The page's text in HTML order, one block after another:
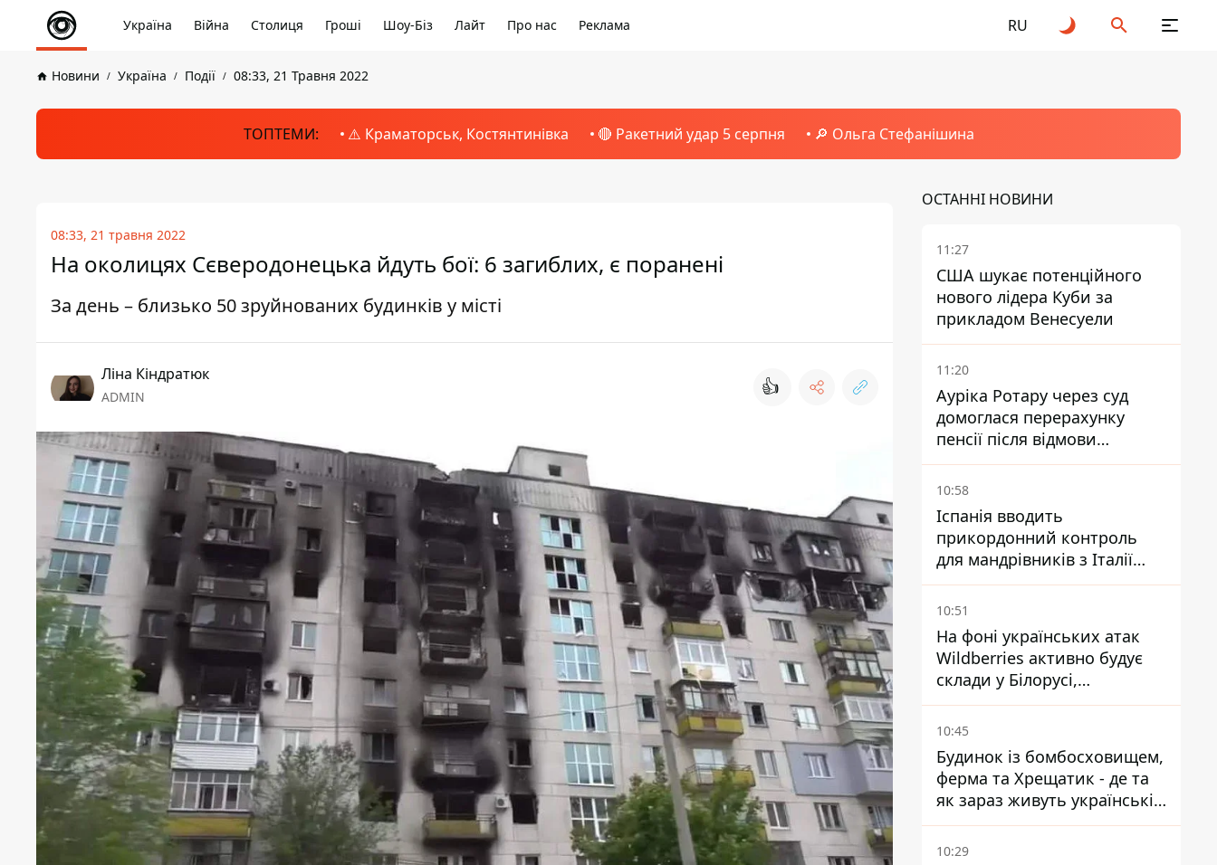
Україна Війна Столиця Гроші Шоу-Біз Лайт Про нас Реклама RU
Новини Україна Події 08:33, 21 Травня 2022
ТОПТЕМИ: ⚠️ Краматорськ, Костянтинівка 🔴 Ракетний удар 5 серпня 🔎 Ольга Стефанішина
08:33, 21 травня 2022
На околицях Сєверодонецька йдуть бої: 6 загиблих, є поранені
За день – близько 50 зруйнованих будинків у місті
Ліна Кіндратюк
ADMIN 👍
ОСТАННІ НОВИНИ
11:27
США шукає потенційного
нового лідера Куби за
прикладом Венесуели
11:20
Ауріка Ротару через суд
домоглася перерахунку
пенсії після відмови
Пенсійного фонду
10:58
Іспанія вводить
прикордонний контроль
для мандрівників з Італії
через міграційний конфлікт
10:51
На фоні українських атак
Wildberries активно будує
склади у Білорусі,
Казахстані, Узбекистані
10:45
Будинок із бомбосховищем,
ферма та Хрещатик - де та
як зараз живуть українські
знаменитості
10:29